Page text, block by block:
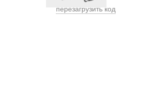
перезагрузить код